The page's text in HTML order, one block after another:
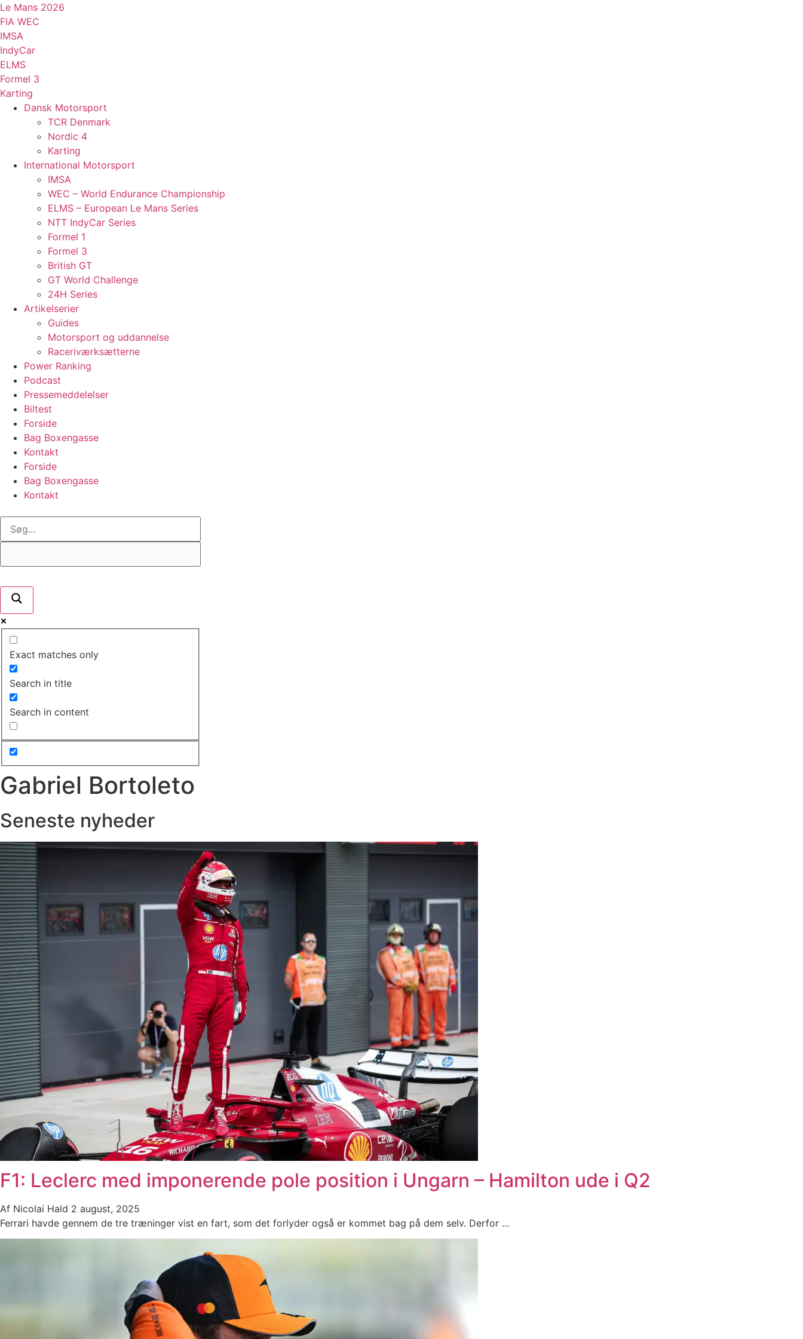
Videre
til
indhold
Le Mans 2026
FIA WEC
IMSA
IndyCar
ELMS
Formel 3
Karting
Dansk Motorsport
TCR Denmark
Nordic 4
Karting
International Motorsport
IMSA
WEC – World Endurance Championship
ELMS – European Le Mans Series
NTT IndyCar Series
Formel 1
Formel 3
British GT
GT World Challenge
24H Series
Artikelserier
Guides
Motorsport og uddannelse
Raceriværksætterne
Power Ranking
Podcast
Pressemeddelelser
Biltest
Forside
Bag Boxengasse
Kontakt
Forside
Bag Boxengasse
Kontakt
Exact matches only
Search in title
Search in content
Gabriel Bortoleto
Seneste nyheder
F1: Leclerc med imponerende pole position i Ungarn – Hamilton ude i Q2
Af Nicolai Hald 2 august, 2025
Ferrari havde gennem de tre træninger vist en fart, som det forlyder også er kommet bag på dem selv. Derfor ...